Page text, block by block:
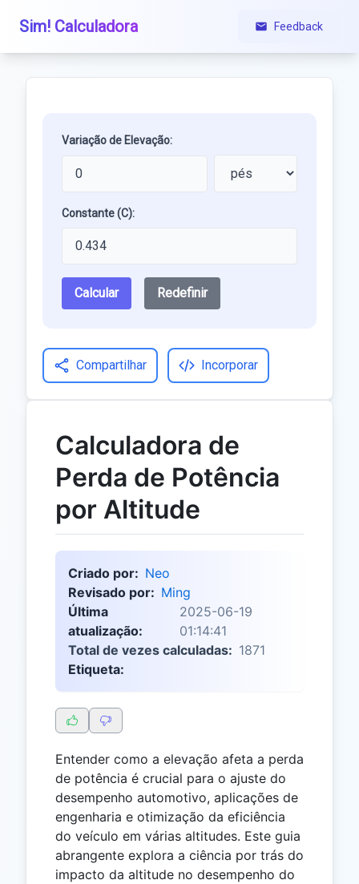
Sim! Calculadora Feedback
Variação de Elevação:
Constante (C):
Calcular Redefinir
Compartilhar Incorporar
Calculadora de
Perda de Potência
por Altitude
Criado por: Neo
Revisado por: Ming
Última
atualização:
2025-06-19
01:14:41
Total de vezes calculadas: 1871
Etiqueta:
Entender como a elevação afeta a perda
de potência é crucial para o ajuste do
desempenho automotivo, aplicações de
engenharia e otimização da eficiência
do veículo em várias altitudes. Este guia
abrangente explora a ciência por trás do
impacto da altitude no desempenho do